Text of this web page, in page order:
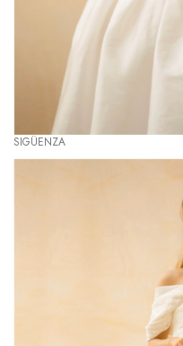
SIGÜENZA